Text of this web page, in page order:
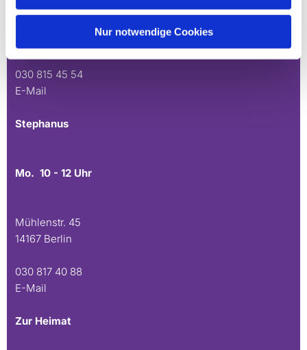
Nur notwendige Cookies
Andréezeile 21-23
030 815 45 54
E-Mail
Stephanus
Mo. 10 - 12 Uhr
Mühlenstr. 45
14167 Berlin
030 817 40 88
E-Mail
Zur Heimat